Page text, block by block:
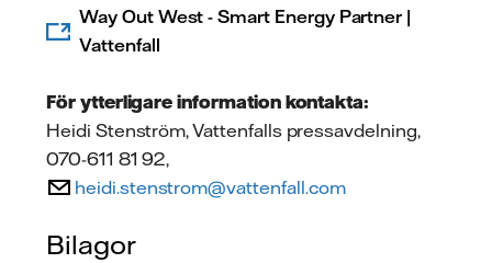
Way Out West - Smart Energy Partner |
Vattenfall
För ytterligare information kontakta:
Heidi Stenström, Vattenfalls pressavdelning,
070-611 81 92,
heidi.stenstrom@vattenfall.com
Bilagor